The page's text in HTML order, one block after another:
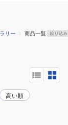
リー 商品一覧 絞り込み
高い順